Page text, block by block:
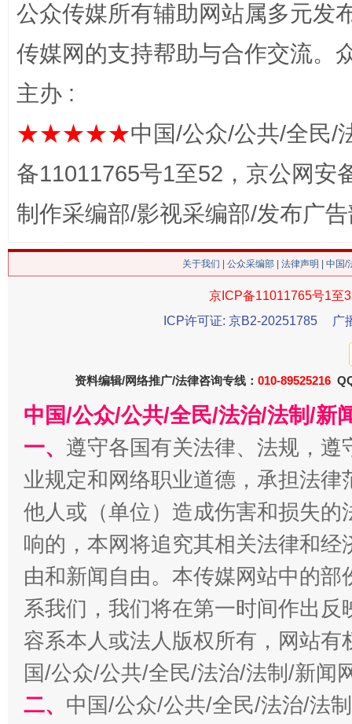
这是一记警钟！ 谢
在谋一域中谋全局
今
魏明亮
公众传媒所有辅助网站属多元发
传媒网的支持帮助与合作交流。
主办 :
★★★★★中国/公众/公共/全民/
备11011765号1至52，京公网安
制作采编部/影视采编部/发布广
关于我们 公众采编部 法律声明 | 中国
京ICP备11011765号1至
ICP许可证: 京B2-20251785
广
资料编辑/网络推广/法律咨询专线： 010-89525216
中国/公众/公共/全民/法治/法制/新
一、 遵守各国有关法律、法规，
业规定和网络职业道德，承担法
他人或（单位）造成伤害和损失
响的，本网将追究其相关法律和
由和新闻自由。本传媒网站中的
系我们，我们将在第一时间作出
容系本人或法人版权所有，网站
国/公众/公共/全民/法治/法制/新闻
二、 中国/公众/公共/全民/法治/法